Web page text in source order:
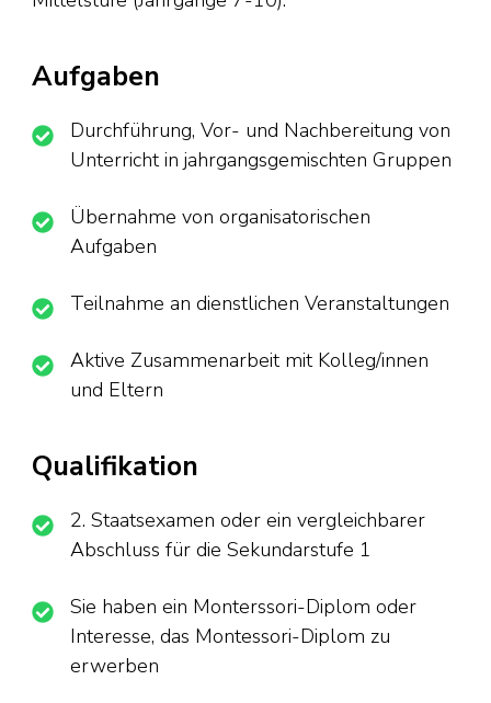
Aufgaben
Durchführung, Vor- und Nachbereitung von
Unterricht in jahrgangsgemischten Gruppen
Übernahme von organisatorischen
Aufgaben
Teilnahme an dienstlichen Veranstaltungen
Aktive Zusammenarbeit mit Kolleg/innen
und Eltern
Qualifikation
2. Staatsexamen oder ein vergleichbarer
Abschluss für die Sekundarstufe 1
Sie haben ein Monterssori-Diplom oder
Interesse, das Montessori-Diplom zu
erwerben